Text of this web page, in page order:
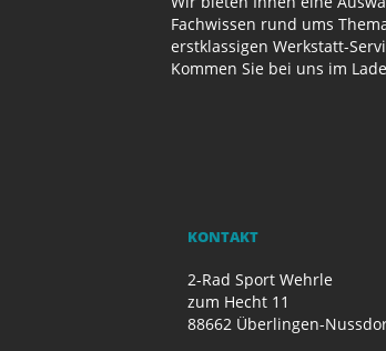
Fachwissen rund ums
erstklassigen Werkstatt-
Kommen Sie bei uns im
KONTAKT
2-Rad Sport Wehrle
zum Hecht 11
88662 Überlingen-